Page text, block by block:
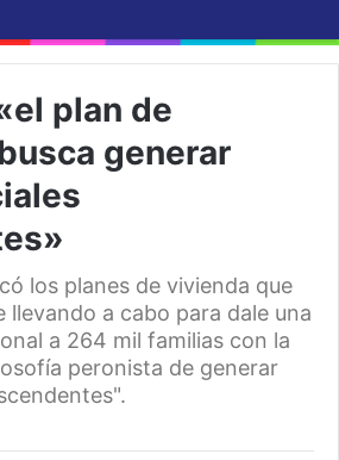
plan de
generar
los planes de vivienda que
llevando a cabo para dale una
a 264 mil familias con la
peronista de generar